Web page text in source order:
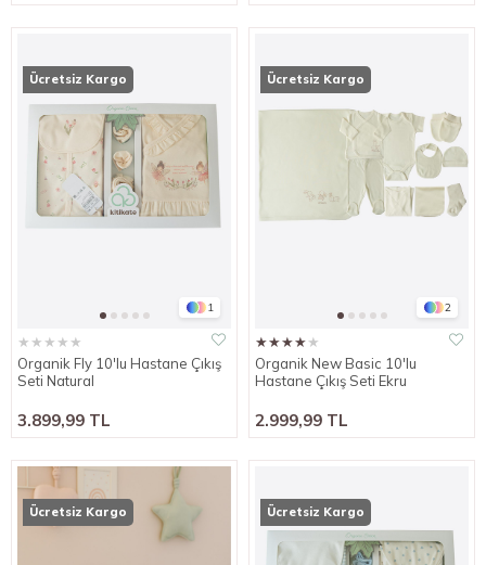
1
★★★★★
Organik Fly 10'lu Hastane Çıkış
Seti Natural
3.899,99 TL
Ücretsiz Kargo
2
★★★★★
Organik New Basic 10'lu
Hastane Çıkış Seti Ekru
2.999,99 TL
Ücretsiz Kargo
Ücretsiz Kargo Ücretsiz Kargo